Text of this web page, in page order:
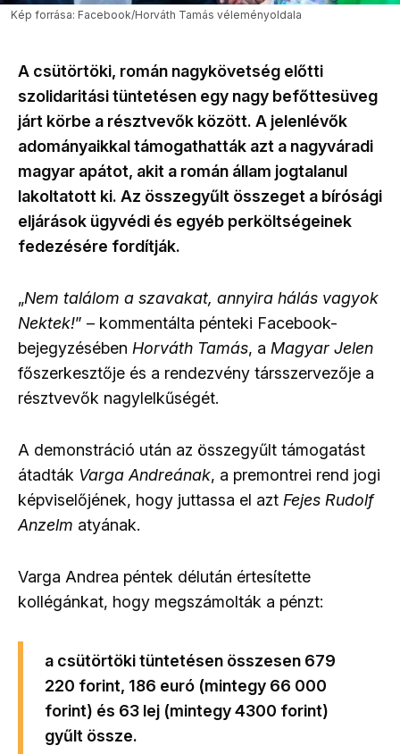
Kép forrása: Facebook/Horváth Tamás véleményoldala
A csütörtöki, román nagykövetség előtti
szolidaritási tüntetésen egy nagy befőttesüveg
járt körbe a résztvevők között. A jelenlévők
adományaikkal támogathatták azt a nagyváradi
magyar apátot, akit a román állam jogtalanul
lakoltatott ki. Az összegyűlt összeget a bírósági
eljárások ügyvédi és egyéb perköltségeinek
fedezésére fordítják.
„Nem találom a szavakat, annyira hálás vagyok
Nektek!” – kommentálta pénteki Facebook-
bejegyzésében Horváth Tamás, a Magyar Jelen
főszerkesztője és a rendezvény társszervezője a
résztvevők nagylelkűségét.
A demonstráció után az összegyűlt támogatást
átadták Varga Andreának, a premontrei rend jogi
képviselőjének, hogy juttassa el azt Fejes Rudolf
Anzelm atyának.
Varga Andrea péntek délután értesítette
kollégánkat, hogy megszámolták a pénzt:
a csütörtöki tüntetésen összesen 679
220 forint, 186 euró (mintegy 66 000
forint) és 63 lej (mintegy 4300 forint)
gyűlt össze.